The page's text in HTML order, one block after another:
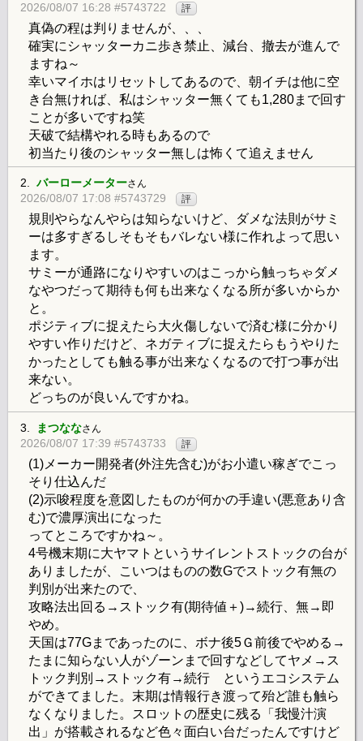
2026/08/07 16:28 #5743722 評
真偽の程は判りませんが、、、
確実にシャッターカニ歩き禁止、減台、撤去が進んで
ますね～
幸いマイホはリセットしてあるので、朝イチは他に空
き台無ければ、私はシャッター無くても1,280まで回す
ことが多いですね笑
天破で結構やれる時もあるので
初当たり後のシャッター無しは怖くて追えません
2. バーローメーターさん
2026/08/07 17:08 #5743729 評
規則やらなんやらは知らないけど、ダメな法則がサミ
ーは多すぎるしそもそもバレない様に作れよって思い
ます。
サミーが通路になりやすいのはこっから触っちゃダメ
なやつだって期待も何も出来なくなる所が多いからか
と。
ポジティブに捉えたら大火傷しないで済む様に分かり
やすい作りだけど、ネガティブに捉えたらもうやりた
かったとしても触る事が出来なくなるので打つ事が出
来ない。
どっちのが良いんですかね。
3. まつななさん
2026/08/07 17:39 #5743733 評
(1)メーカー開発者(外注先含む)がお小遣い稼ぎでこっ
そり仕込んだ
(2)示唆程度を意図したものが何かの手違い(悪意あり含
む)で濃厚演出になった
ってところですかね～。
4号機末期に大ヤマトというサイレントストックの台が
ありましたが、こいつはものの数Gでストック有無の
判別が出来たので、
攻略法出回る→ストック有(期待値＋)→続行、無→即
やめ。
天国は77Gまであったのに、ボナ後5Ｇ前後でやめる→
たまに知らない人がゾーンまで回すなどしてヤメ→ス
トック判別→ストック有→続行 というエコシステム
ができてました。末期は情報行き渡って殆ど誰も触ら
なくなりました。スロットの歴史に残る「我慢汁演
出」が搭載されるなど色々面白い台だったんですけど